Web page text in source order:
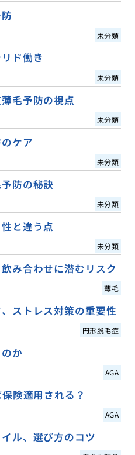
未分類
ド働き
未分類
毛予防の視点
未分類
ケア
未分類
防の秘訣
未分類
と違う点
未分類
み合わせに潜むリスク
薄毛
ストレス対策の重要性
円形脱毛症
か
AGA
険適用される？
AGA
ル、選び方のコツ